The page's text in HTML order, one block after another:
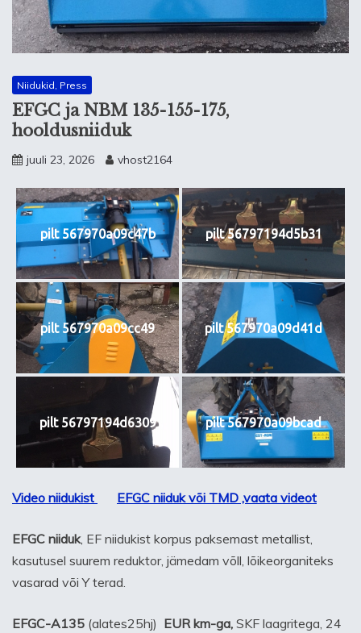
Niidukid, Press
EFGC ja NBM 135-155-175,
hooldusniiduk
juuli 23, 2026 vhost2164
pilt 567970a09c47b pilt 56797194d5b31
pilt 567970a09cc49 pilt 567970a09d41d
pilt 56797194d6309 pilt 567970a09bcad
Video niidukist EFGC niiduk või TMD ,vaata videot
EFGC niiduk, EF niidukist korpus paksemast metallist,
kasutusel suurem reduktor, jämedam võll, lõikeorganiteks
vasarad või Y terad.
EFGC-A135 (alates25hj) EUR km-ga, SKF laagritega, 24